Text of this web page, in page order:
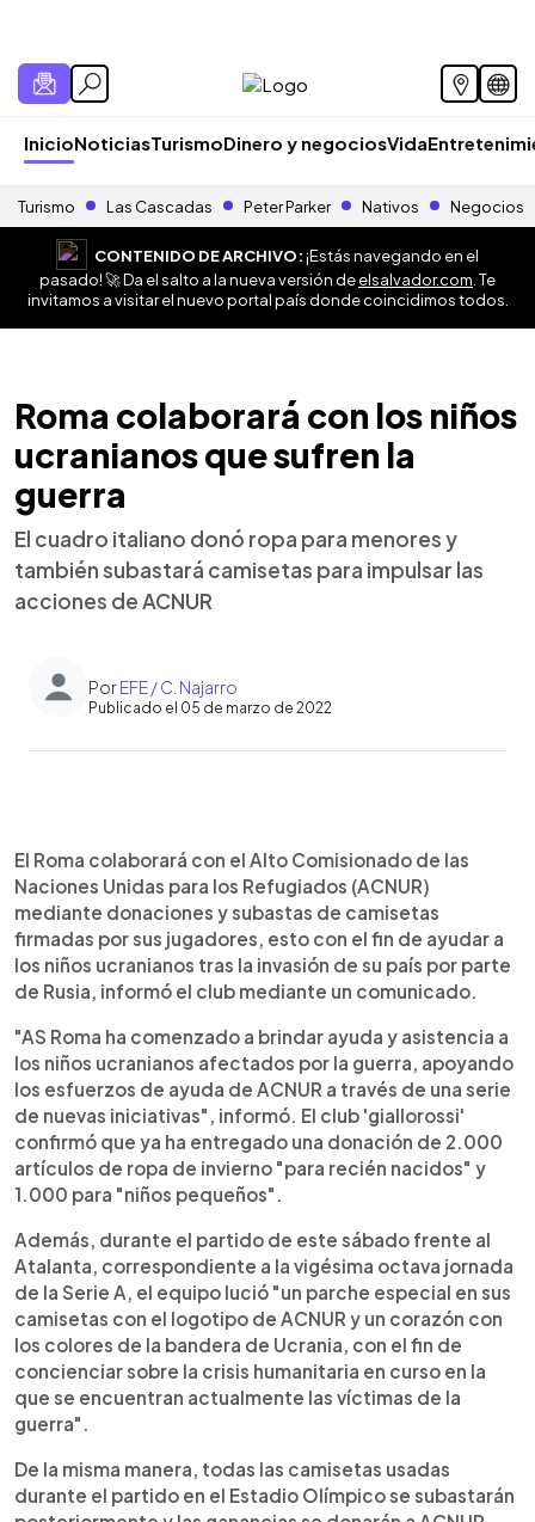
InicioNoticiasTurismoDinero y negociosVida
Turismo Las Cascadas Peter Parker Nativos Negocios
CONTENIDO DE ARCHIVO:¡Estás navegando en el
pasado! 🚀 Da el salto a la nueva versión deelsalvador.com . Te
invitamos a visitar el nuevo portal país donde coincidimos todos.
Roma colaborará con los niños
ucranianos que sufren la
guerra
El cuadro italiano donó ropa para menores y
también subastará camisetas para impulsar las
acciones de ACNUR
PorEFE / C. Najarro
Publicado el 05 de marzo de 2022
Escuchar artículo
El Roma colaborará con el Alto Comisionado de las
Naciones Unidas para los Refugiados (ACNUR)
mediante donaciones y subastas de camisetas
firmadas por sus jugadores, esto con el fin de ayudar a
los niños ucranianos tras la invasión de su país por parte
de Rusia, informó el club mediante un comunicado.
"AS Roma ha comenzado a brindar ayuda y asistencia a
los niños ucranianos afectados por la guerra, apoyando
los esfuerzos de ayuda de ACNUR a través de una serie
de nuevas iniciativas", informó. El club 'giallorossi'
confirmó que ya ha entregado una donación de 2.000
artículos de ropa de invierno "para recién nacidos" y
1.000 para "niños pequeños".
Además, durante el partido de este sábado frente al
Atalanta, correspondiente a la vigésima octava jornada
de la Serie A, el equipo lució "un parche especial en sus
camisetas con el logotipo de ACNUR y un corazón con
los colores de la bandera de Ucrania, con el fin de
concienciar sobre la crisis humanitaria en curso en la
que se encuentran actualmente las víctimas de la
guerra".
De la misma manera, todas las camisetas usadas
durante el partido en el Estadio Olímpico se subastarán